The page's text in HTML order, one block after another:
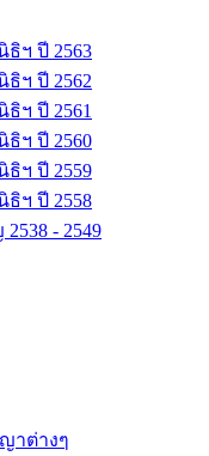
ฯ ปี 2563
ฯ ปี 2562
ฯ ปี 2561
ฯ ปี 2560
ฯ ปี 2559
ฯ ปี 2558
- 2549
าต่างๆ